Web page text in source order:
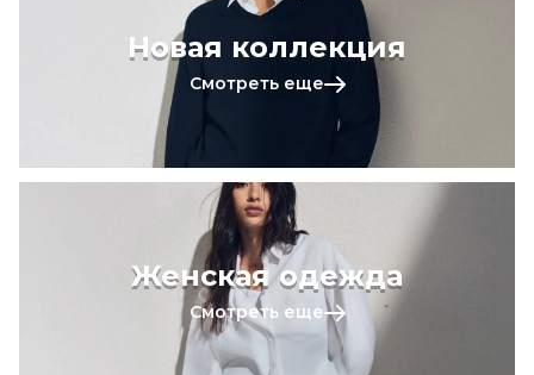
Новая коллекция
Смотреть еще
Женская одежда
Смотреть еще